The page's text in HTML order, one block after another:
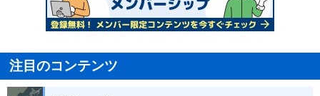
注目のコンテンツ